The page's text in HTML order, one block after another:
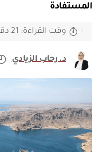
المستفادة
د. رحاب الزيادي
وقت القراءة: 21 دقيقة